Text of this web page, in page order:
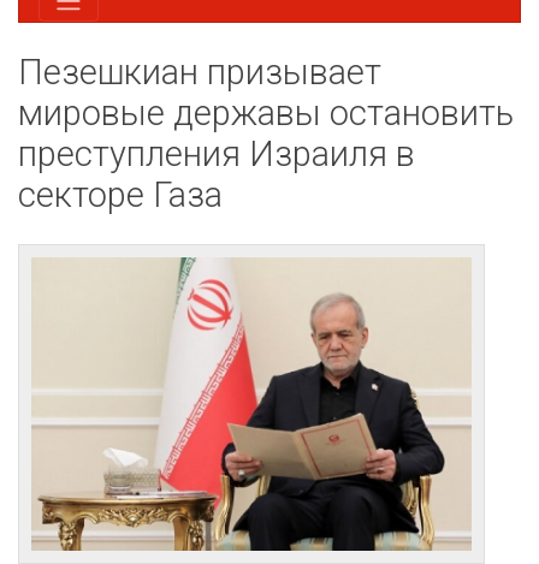
Пезешкиан призывает
мировые державы остановить
преступления Израиля в
секторе Газа